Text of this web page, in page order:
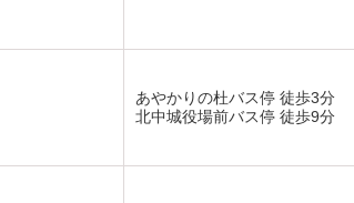
あやかりの杜バス停 徒歩3分
北中城役場前バス停 徒歩9分